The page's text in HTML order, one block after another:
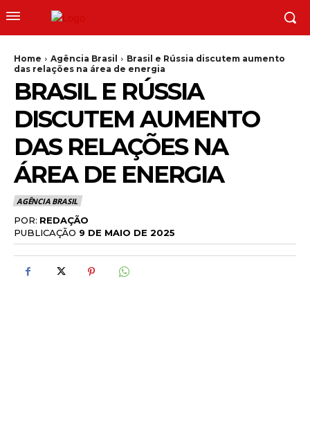
Home Agência Brasil
Brasil e Rússia discutem aumento
das relações na área de energia
BRASIL E RÚSSIA
DISCUTEM AUMENTO
DAS RELAÇÕES NA
ÁREA DE ENERGIA
AGÊNCIA BRASIL
POR: REDAÇÃO
PUBLICAÇÃO 9 DE MAIO DE 2025